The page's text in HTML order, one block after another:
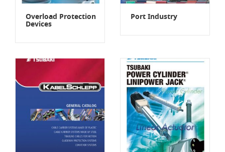
Overload Protection
Devices
Port Industry